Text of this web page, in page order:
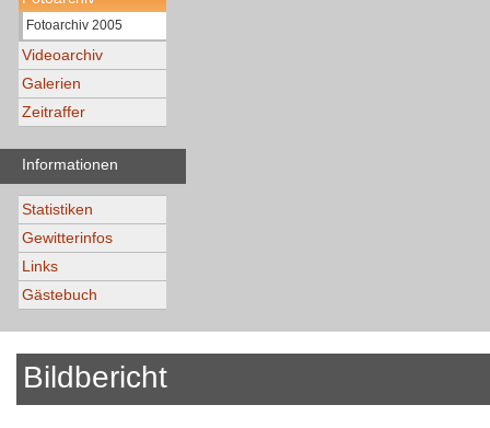
Fotoarchiv 2005
Videoarchiv
Galerien
Zeitraffer
Informationen
Statistiken
Gewitterinfos
Links
Gästebuch
Bildbericht